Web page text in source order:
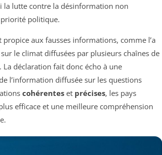
la lutte contre la désinformation non
politique.
aux fausses informations, comme l’a
le climat diffusées par plusieurs chaînes de
déclaration fait donc écho à une
l’information diffusée sur les questions
cohérentes et précises, les pays
efficace et une meilleure compréhension